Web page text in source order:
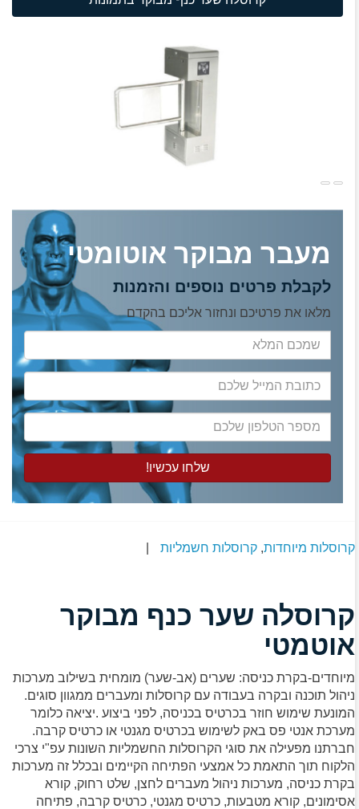
מעבר מבוקר אוטומטי
לקבלת פרטים נוספים והזמנות
מלאו את פרטיכם ונחזור אליכם בהקדם
שמכם
המלא
כתובת
המייל
שלכם
מספר
הטלפון
שלכם
קרוסלות מיוחדות, קרוסלות חשמליות
קרוסלה שער כנף מבוקר
אוטמטי
מיוחדים-בקרת כניסה: שערים (אב-שער) מומחית בשילוב מערכות
ניהול תוכנה ובקרה בעבודה עם קרוסלות ומעברים ממגוון סוגים.
המונעת שימוש חוזר בכרטיס בכניסה, לפני ביצוע .יציאה כלומר
מערכת אנטי פס באק לשימוש בכרטיס מגנטי או כרטיס קרבה.
חברתנו מפעילה את סוגי הקרוסלות החשמליות השונות עפ"י צרכי
הלקוח תוך התאמת כל אמצעי הפתיחה הקיימים ובכלל זה מערכות
בקרת כניסה, מערכות ניהול מעברים לחצן, שלט רחוק, קורא
אסימונים, קורא מטבעות, כרטיס מגנטי, כרטיס קרבה, פתיחה